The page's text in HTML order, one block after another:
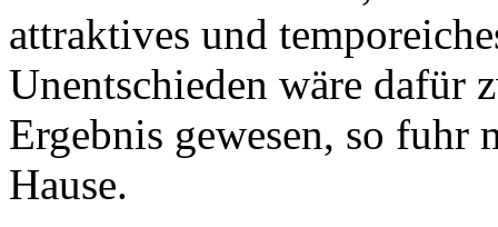
attraktives und
Unentschieden wäre dafür
Ergebnis gewesen, so fuhr
Hause.